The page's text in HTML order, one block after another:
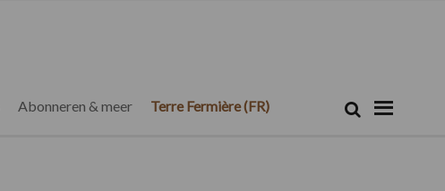
Abonneren & meer Terre Fermière (FR) Zoek